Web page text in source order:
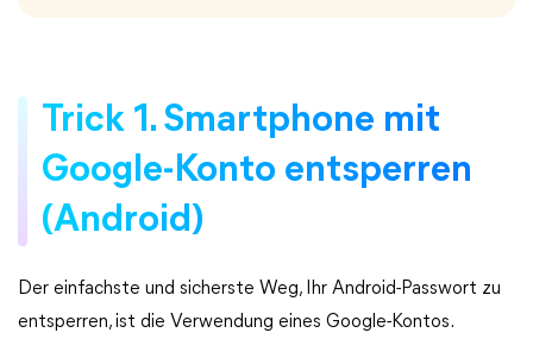
Trick 1. Smartphone mit
Google-Konto entsperren
(Android)
Der einfachste und sicherste Weg, Ihr Android-Passwort zu
entsperren, ist die Verwendung eines Google-Kontos.